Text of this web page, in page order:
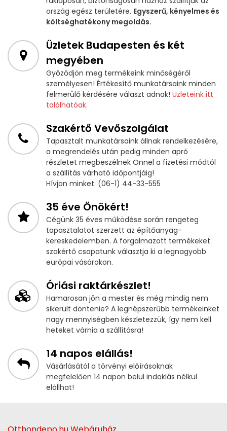
ország egész területére. Egyszerű, kényelmes és
költséghatékony megoldás.
Üzletek Budapesten és két
megyében
Győződjön meg termékeink minőségéről
személyesen! Értékesítő munkatársaink minden
felmerülő kérdésére választ adnak! Üzleteink itt
találhatóak.
Szakértő Vevőszolgálat
Tapasztalt munkatársaink állnak rendelkezésére,
a megrendelés után pedig minden apró
részletet megbeszélnek Önnel a fizetési módtól
a szállítás várható időpontjáig!
Hívjon minket: (06-1) 44-33-555
35 éve Önökért!
Cégünk 35 éves működése során rengeteg
tapasztalatot szerzett az építőanyag-
kereskedelemben. A forgalmazott termékeket
szakértő csapatunk választja ki a legnagyobb
európai vásárokon.
Óriási raktárkészlet!
Hamarosan jön a mester és még mindig nem
sikerült döntenie? A legnépszerűbb termékeinket
nagy mennyiségben készletezzük, így nem kell
heteket várnia a szállításra!
14 napos elállás!
Vásárlásától a törvényi előírásoknak
megfelelően 14 napon belül indoklás nélkül
elállhat!